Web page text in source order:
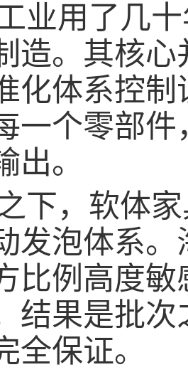
业用了几
造。其核
化体系控
一个零部
出。
下，软体
发泡体系
比例高度
结果是批
全保证。